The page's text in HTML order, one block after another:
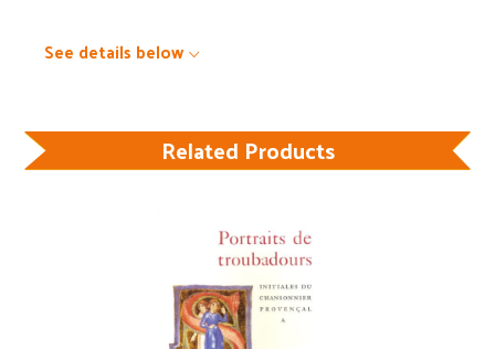
See details below
Related Products